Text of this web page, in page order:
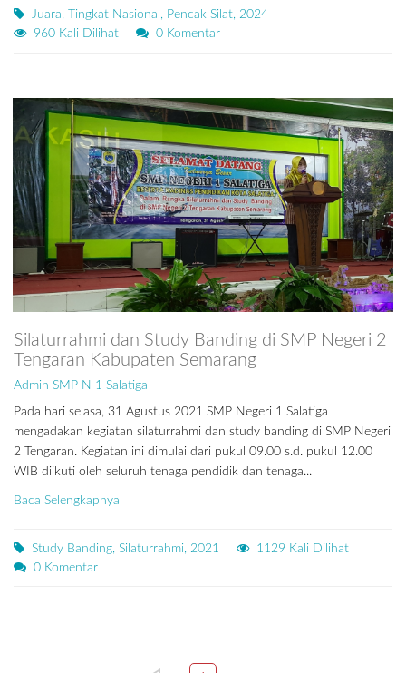
Juara, Tingkat Nasional, Pencak Silat, 2024
960 Kali Dilihat
0 Komentar
Silaturrahmi dan Study Banding di SMP Negeri 2
Tengaran Kabupaten Semarang
Admin SMP N 1 Salatiga
Pada hari selasa, 31 Agustus 2021 SMP Negeri 1 Salatiga
mengadakan kegiatan silaturrahmi dan study banding di SMP Negeri
2 Tengaran. Kegiatan ini dimulai dari pukul 09.00 s.d. pukul 12.00
WIB diikuti oleh seluruh tenaga pendidik dan tenaga...
Baca Selengkapnya
Study Banding, Silaturrahmi, 2021
1129 Kali Dilihat
0 Komentar